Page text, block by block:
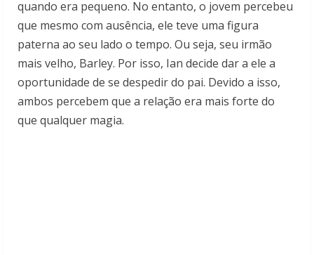
quando era pequeno. No entanto, o jovem percebeu
que mesmo com ausência, ele teve uma figura
paterna ao seu lado o tempo. Ou seja, seu irmão
mais velho, Barley. Por isso, Ian decide dar a ele a
oportunidade de se despedir do pai. Devido a isso,
ambos percebem que a relação era mais forte do
que qualquer magia.